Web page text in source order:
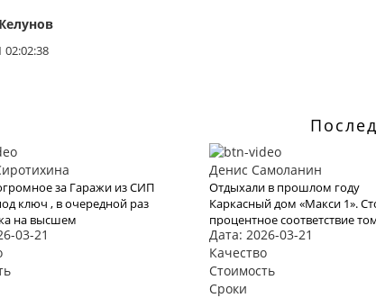
02:02:38
за Гаражи из СИП
ключ , в очередной раз
на высшем
и условия
понравилось как и
03-21
Денис Самоланин
Отдыхали в прошлом году
Каркасный дом «Макси 1».
процентное соответствие
нам задекларировали в
Хотели и в этом году
воспользоваться их услугами,
видимо эта пандемия все
Дата: 2026-03-21
Качество
Стоимость
Сроки